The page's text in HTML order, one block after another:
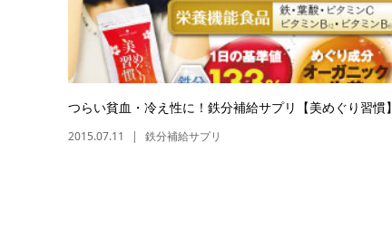
つらい貧血・冷え性に！鉄分補給サプリ【美めぐり習慣】
2015.07.11 鉄分補給サプリ